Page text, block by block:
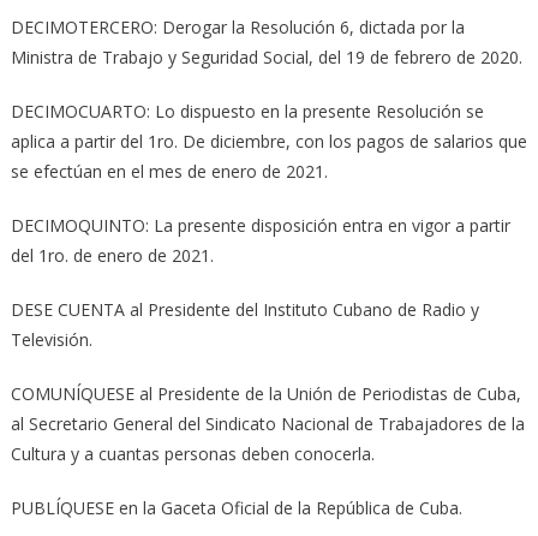
DECIMOTERCERO: Derogar la Resolución 6, dictada por la
Ministra de Trabajo y Seguridad Social, del 19 de febrero de 2020.
DECIMOCUARTO: Lo dispuesto en la presente Resolución se
aplica a partir del 1ro. De diciembre, con los pagos de salarios que
se efectúan en el mes de enero de 2021.
DECIMOQUINTO: La presente disposición entra en vigor a partir
del 1ro. de enero de 2021.
DESE CUENTA al Presidente del Instituto Cubano de Radio y
Televisión.
COMUNÍQUESE al Presidente de la Unión de Periodistas de Cuba,
al Secretario General del Sindicato Nacional de Trabajadores de la
Cultura y a cuantas personas deben conocerla.
PUBLÍQUESE en la Gaceta Oficial de la República de Cuba.